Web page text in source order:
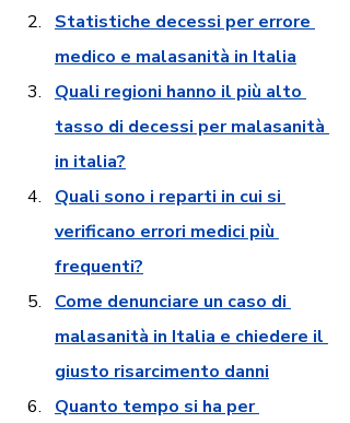
Statistiche decessi per errore
medico e malasanità in Italia
Quali regioni hanno il più alto
tasso di decessi per malasanità
in italia?
Quali sono i reparti in cui si
verificano errori medici più
frequenti?
Come denunciare un caso di
malasanità in Italia e chiedere il
giusto risarcimento danni
Quanto tempo si ha per